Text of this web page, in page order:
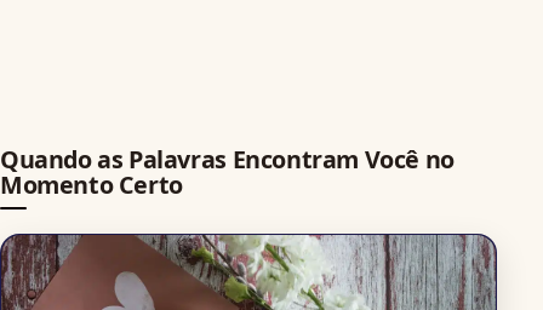
Quando as Palavras Encontram Você no
Momento Certo